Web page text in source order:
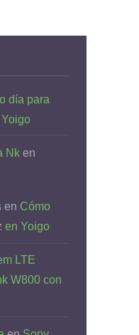
día para
Nk en
en Cómo
en Yoigo
LTE
W800 con